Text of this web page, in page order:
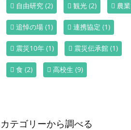
自由研究 (2) 観光 (2) 農業
追悼の場 (1) 連携協定 (1)
震災10年 (1) 震災伝承館 (1)
食 (2) 高校生 (9)
カテゴリーから調べる